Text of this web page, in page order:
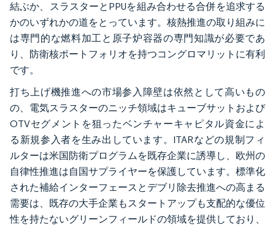
結ぶか、スラスターとPPUを組み合わせる合併を追求する
かのいずれかの道をとっています。核熱推進の取り組みに
は専門的な燃料加工と原子炉容器の専門知識が必要であ
り、防衛核ポートフォリオを持つコングロマリットに有利
です。
打ち上げ機推進への市場参入障壁は依然として高いもの
の、電気スラスターのニッチ領域はキューブサットおよび
OTVセグメントを狙ったベンチャーキャピタル資金によ
る新規参入者を生み出しています。ITARなどの規制フィ
ルターは米国防衛プログラムを既存企業に誘導し、欧州の
自律性推進は自国サプライヤーを保護しています。標準化
された補給インターフェースとデブリ除去推進への高まる
需要は、既存の大手企業もスタートアップも支配的な優位
性を持たないグリーンフィールドの領域を提供しており、